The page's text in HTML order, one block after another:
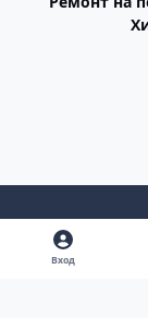
Light ModeDark ModeSystem
Вход